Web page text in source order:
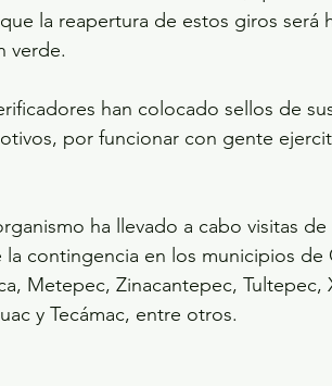
la reapertura de estos giros será
verde.
han colocado sellos de
por funcionar con gente
ha llevado a cabo visitas
contingencia en los municipios de
Metepec, Zinacantepec, Tultepec,
y Tecámac, entre otros.